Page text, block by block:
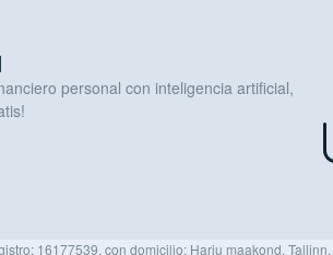
personal con inteligencia artificial,
16177539, con domicilio: Harju maakond,